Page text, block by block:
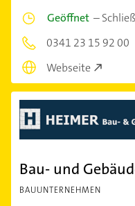
Geöffnet –
0341 23 15 92 00
Webseite
Bau- und
BAUUNTERNEHMEN